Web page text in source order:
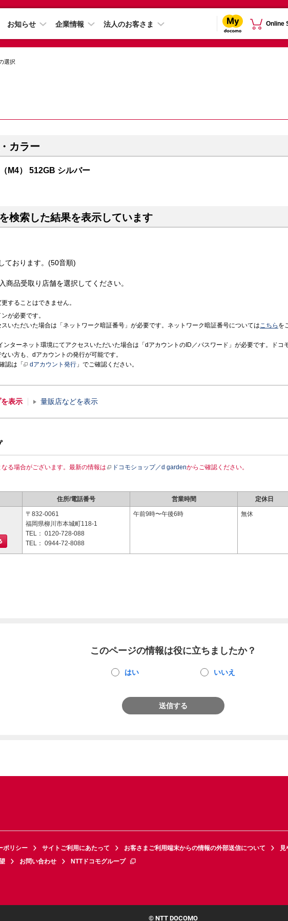
お知らせ 企業情報 法人のお客さま Online
選択
カラー
M4） 512GB シルバー
検索した結果を表示しています
ております。(50音順)
商品受取り店舗を選択してください。
することはできません。
が必要です。
スいただいた場合は「ネットワーク暗証番号」が必要です。ネットワーク暗証番号についてはこちら を
ンターネット環境にてアクセスいただいた場合は「dアカウントのID／パスワード」が必要です。ドコ
い方も、dアカウントの発行が可能です。
認は「
dアカウント発行 」でご確認ください。
を表示 量販店などを表示
る場合がございます。最新の情報は ドコモショップ／d gardenからご確認ください。
住所/電話番号 営業時間 定休日
〒832-0061
福岡県柳川市本城町118-1
TEL： 0120-728-088
TEL： 0944-72-8088
午前9時〜午後6時 無休
このページの情報は役に立ちましたか？
はい いいえ
送信する
ポリシー サイトご利用にあたって お客さまご利用端末からの情報の外部送信について
見
お問い合わせ NTTドコモグループ
© NTT DOCOMO